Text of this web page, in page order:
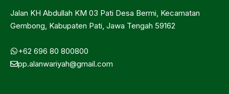
Jalan KH Abdullah KM 03 Pati Desa Bermi, Kecamatan
Gembong, Kabupaten Pati, Jawa Tengah 59162
+62 696 80 800800
pp.alanwariyah@gmail.com